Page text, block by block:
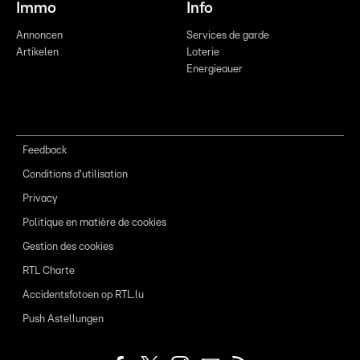
Immo
Annoncen
Artikelen
Info
Services de garde
Loterie
Energieauer
Feedback
Conditions d'utilisation
Privacy
Politique en matière de cookies
Gestion des cookies
RTL Charte
Accidentsfotoen op RTL.lu
Push Astellungen